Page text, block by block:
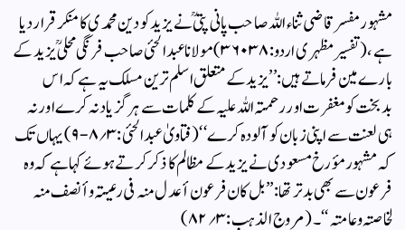
مشہور مفسر قاضی ثناء اللہ صاحب پانی پتیؒ نے یزید کو دین محمد ی کا منکر قرار دیا
ہے ، (تفسیر مظہری اردو: ۳۶۰۳۸) مولانا عبدالحئی صاحب فرنگی محلیؒ یزید کے
بارے مین فرماتے ہیں : ’’یزید کے متعلق اسلم ترین مسلک یہ ہے کہ اس
بدبخت کو مغفرت اور رحمتہ اللہ علیہ کے کلمات سے ہرگز یاد نہ کرے اور نہ
ہی لعنت سے اپنی زبان کو آلودہ کرے ‘‘(فتاویٰ عبدالحئی:۳؍۸-۹)یہاں تک
کہ مشہور مؤرخ مسعودی نے یزید کے مظالم کا ذکر کرتے ہوئے کہا ہے کہ وہ
فرعون سے بھی بدتر تھا : ’’ بل کان فرعون أعدل منہ فی رعیتہ وأنصف منہ
لخاصتہ وعامتہ ‘‘۔ (مروج الذہب : ۳؍۸۲)